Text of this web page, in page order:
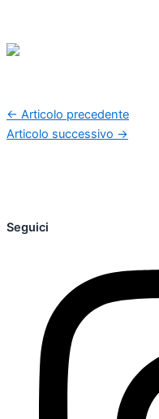
← Articolo precedente
Articolo successivo →
Seguici